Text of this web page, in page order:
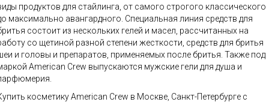
продуктов для стайлинга, от самого строгого классического
максимально авангардного. Специальная линия средств для
состоит из нескольких гелей и масел, рассчитанных на
со щетиной разной степени жесткости, средств для бритья
и головы и препаратов, применяемых после бритья. Также под
American Crew выпускаются мужские гели для душа и
косметику American Crew в Москве, Санкт-Петербурге с